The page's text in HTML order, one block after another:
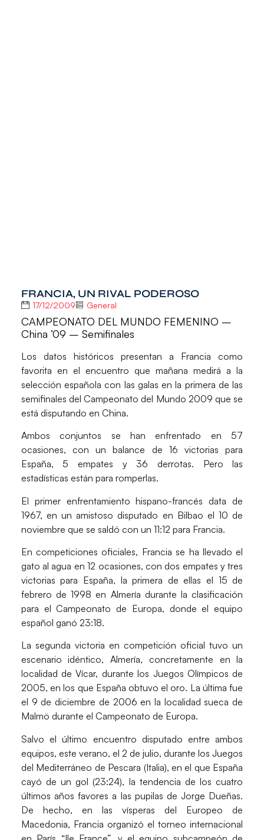
FRANCIA, UN RIVAL PODEROSO
17/12/2009 General
CAMPEONATO DEL MUNDO FEMENINO –
China ’09 – Semifinales
Los datos históricos presentan a Francia como
favorita en el encuentro que mañana medirá a la
selección española con las galas en la primera de las
semifinales del Campeonato del Mundo 2009 que se
está disputando en China.
Ambos conjuntos se han enfrentado en 57
ocasiones, con un balance de 16 victorias para
España, 5 empates y 36 derrotas. Pero las
estadísticas están para romperlas.
El primer enfrentamiento hispano-francés data de
1967, en un amistoso disputado en Bilbao el 10 de
noviembre que se saldó con un 11:12 para Francia.
En competiciones oficiales, Francia se ha llevado el
gato al agua en 12 ocasiones, con dos empates y tres
victorias para España, la primera de ellas el 15 de
febrero de 1998 en Almería durante la clasificación
para el Campeonato de Europa, donde el equipo
español ganó 23:18.
La segunda victoria en competición oficial tuvo un
escenario idéntico, Almería, concretamente en la
localidad de Vícar, durante los Juegos Olímpicos de
2005, en los que España obtuvo el oro. La última fue
el 9 de diciembre de 2006 en la localidad sueca de
Malmö durante el Campeonato de Europa.
Salvo el último encuentro disputado entre ambos
equipos, este verano, el 2 de julio, durante los Juegos
del Mediterráneo de Pescara (Italia), en el que España
cayó de un gol (23:24), la tendencia de los cuatro
últimos años favores a las pupilas de Jorge Dueñas.
De hecho, en las vísperas del Europeo de
Macedonia, Francia organizó el torneo internacional